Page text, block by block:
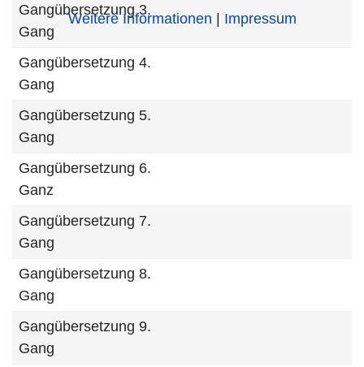
Gangübersetzung 3.
Gang
Gangübersetzung 4.
Gang
Gangübersetzung 5.
Gang
Gangübersetzung 6.
Ganz
Gangübersetzung 7.
Gang
Gangübersetzung 8.
Gang
Gangübersetzung 9.
Gang
Weitere Informationen Impressum